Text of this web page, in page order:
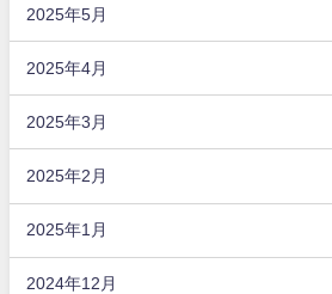
2025年5月
2025年4月
2025年3月
2025年2月
2025年1月
2024年12月